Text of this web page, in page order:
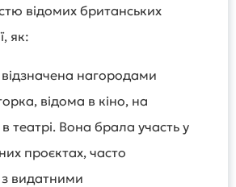
відомих британських
як:
відзначена нагородами
відома в кіно, на
театрі. Вона брала участь у
проєктах, часто
видатними